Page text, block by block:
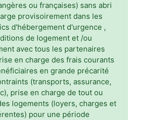
ou françaises) sans abri
provisoirement dans les
d'hébergement d'urgence ,
de logement et /ou
avec tous les partenaires
en charge des frais courants
en grande précarité
(transports, assurance,
prise en charge de tout ou
logements (loyers, charges et
pour une période